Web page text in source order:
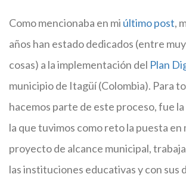
Como mencionaba en mi último post,
años han estado dedicados (entre
cosas) a la implementación del Plan
municipio de Itagüí (Colombia). Para
hacemos parte de este proceso, fue
la que tuvimos como reto la puesta en
proyecto de alcance municipal,
las instituciones educativas y con sus